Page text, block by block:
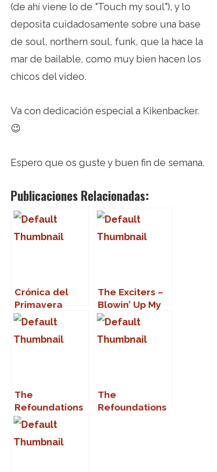
(de ahí viene lo de "Touch my soul"), y lo
deposita cuidadosamente sobre una base
de soul, northern soul, funk, que la hace la
mar de bailable, como muy bien hacen los
chicos del video.
Va con dedicación especial a Kikenbacker.
😉
Espero que os guste y buen fin de semana.
Publicaciones Relacionadas:
Crónica del
Primavera
Sound 2007
The Exciters –
Blowin’ Up My
Mind
The
Refoundations
en Praga
The
Refoundations